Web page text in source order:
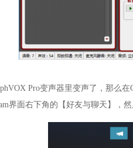
Pro变声器里变声了，那么
界面右下角的【好友与聊天】，